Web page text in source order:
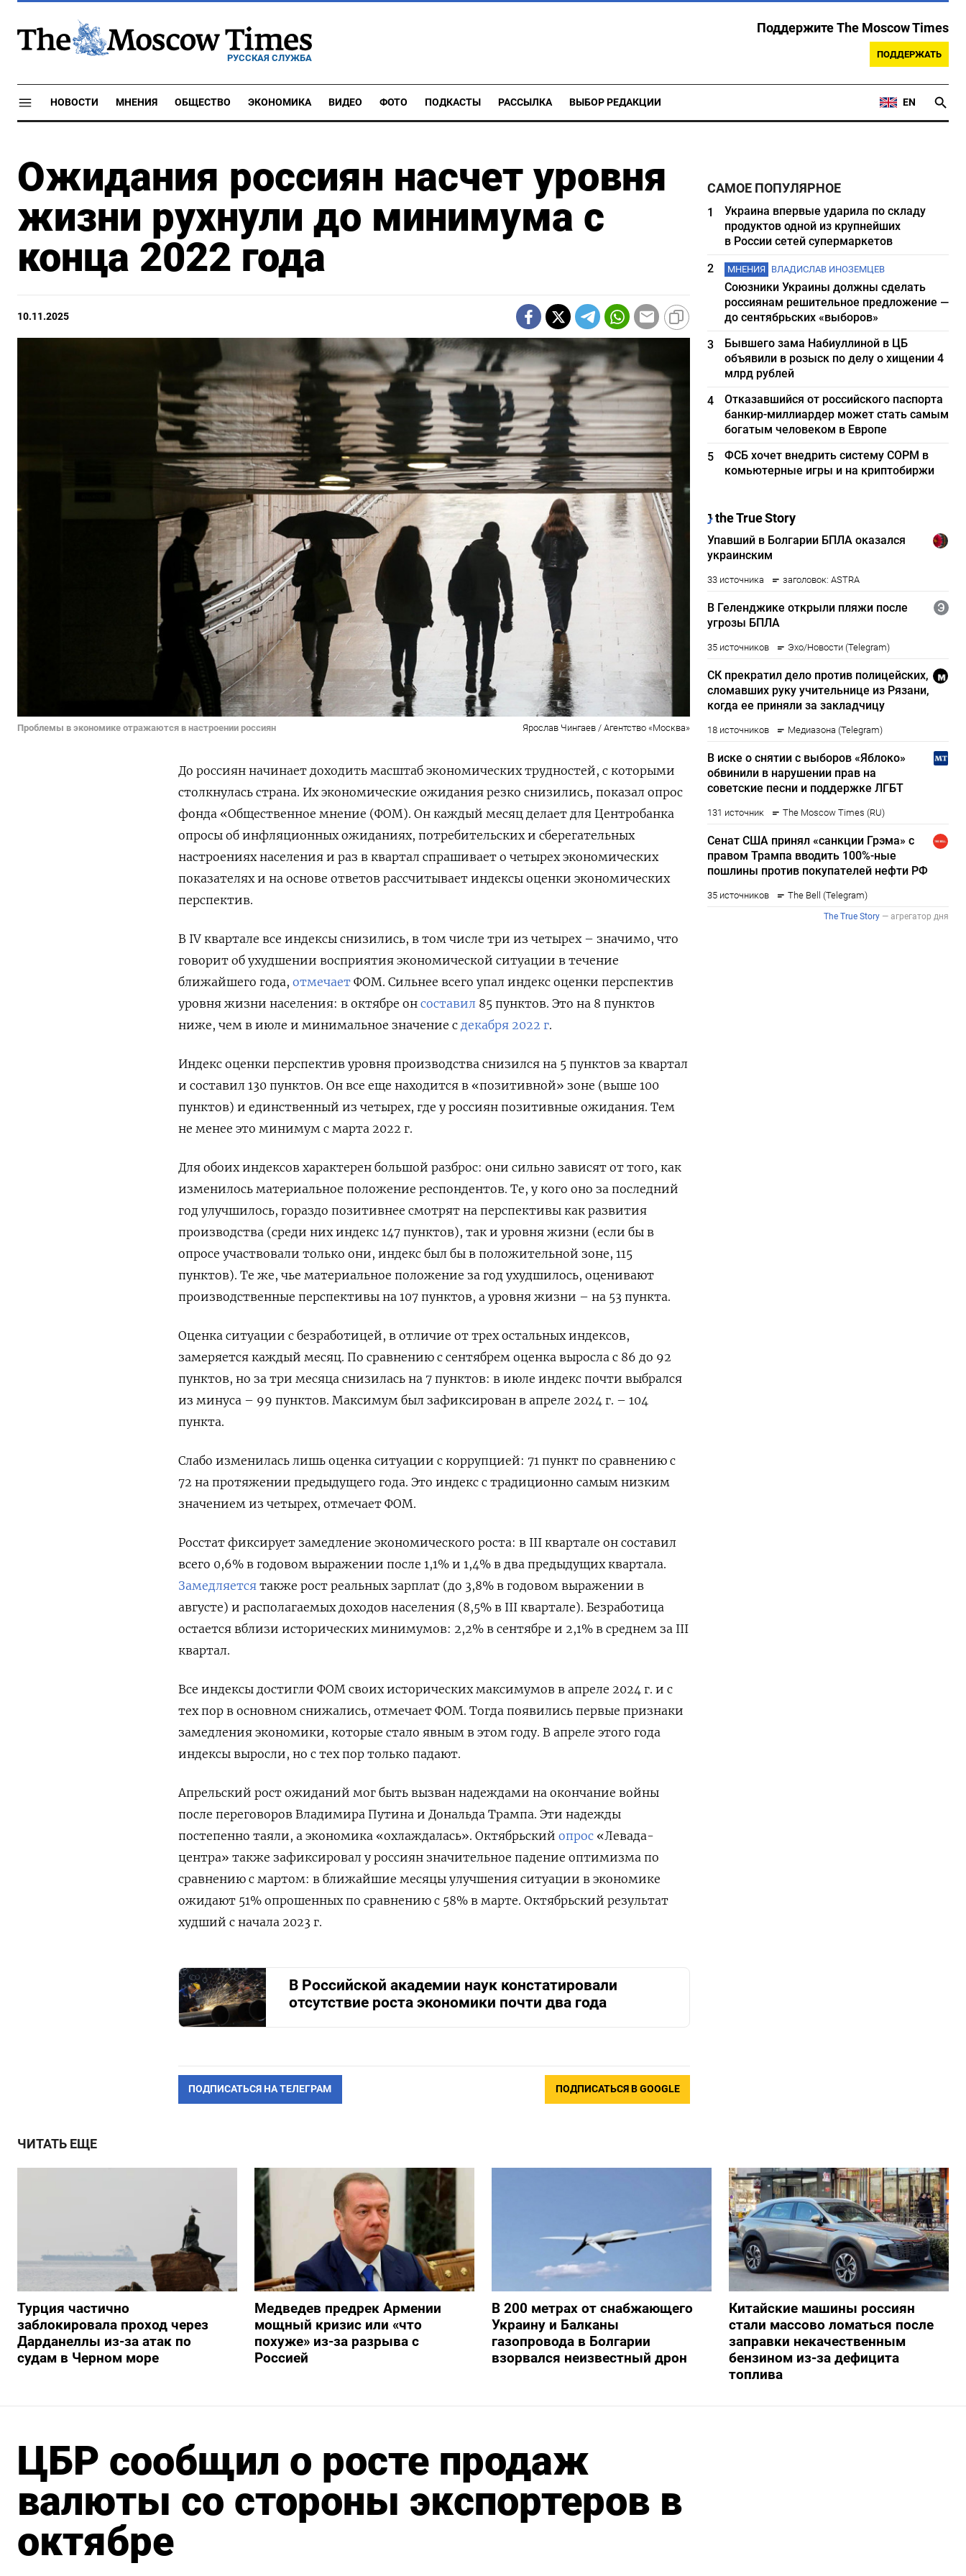
РУССКАЯ СЛУЖБА
Поддержите The Moscow Times
ПОДДЕРЖАТЬ
НОВОСТИ МНЕНИЯ ОБЩЕСТВО ЭКОНОМИКА ВИДЕО ФОТО ПОДКАСТЫ РАССЫЛКА ВЫБОР РЕДАКЦИИ EN
Ожидания россиян насчет уровня
жизни рухнули до минимума с
конца 2022 года
10.11.2025
Проблемы в экономике отражаются в настроении россиян Ярослав Чингаев / Агентство «Москва»
До россиян начинает доходить масштаб экономических трудностей, с которыми
столкнулась страна. Их экономические ожидания резко снизились, показал опрос
фонда «Общественное мнение (ФОМ). Он каждый месяц делает для Центробанка
опросы об инфляционных ожиданиях, потребительских и сберегательных
настроениях населения и раз в квартал спрашивает о четырех экономических
показателях и на основе ответов рассчитывает индексы оценки экономических
перспектив.
В IV квартале все индексы снизились, в том числе три из четырех – значимо, что
говорит об ухудшении восприятия экономической ситуации в течение
ближайшего года, отмечает ФОМ. Сильнее всего упал индекс оценки перспектив
уровня жизни населения: в октябре он составил 85 пунктов. Это на 8 пунктов
ниже, чем в июле и минимальное значение с декабря 2022 г.
Индекс оценки перспектив уровня производства снизился на 5 пунктов за квартал
и составил 130 пунктов. Он все еще находится в «позитивной» зоне (выше 100
пунктов) и единственный из четырех, где у россиян позитивные ожидания. Тем
не менее это минимум с марта 2022 г.
Для обоих индексов характерен большой разброс: они сильно зависят от того, как
изменилось материальное положение респондентов. Те, у кого оно за последний
год улучшилось, гораздо позитивнее смотрят на перспективы как развития
производства (среди них индекс 147 пунктов), так и уровня жизни (если бы в
опросе участвовали только они, индекс был бы в положительной зоне, 115
пунктов). Те же, чье материальное положение за год ухудшилось, оценивают
производственные перспективы на 107 пунктов, а уровня жизни – на 53 пункта.
Оценка ситуации с безработицей, в отличие от трех остальных индексов,
замеряется каждый месяц. По сравнению с сентябрем оценка выросла с 86 до 92
пунктов, но за три месяца снизилась на 7 пунктов: в июле индекс почти выбрался
из минуса – 99 пунктов. Максимум был зафиксирован в апреле 2024 г. – 104
пункта.
Слабо изменилась лишь оценка ситуации с коррупцией: 71 пункт по сравнению с
72 на протяжении предыдущего года. Это индекс с традиционно самым низким
значением из четырех, отмечает ФОМ.
Росстат фиксирует замедление экономического роста: в III квартале он составил
всего 0,6% в годовом выражении после 1,1% и 1,4% в два предыдущих квартала.
Замедляется также рост реальных зарплат (до 3,8% в годовом выражении в
августе) и располагаемых доходов населения (8,5% в III квартале). Безработица
остается вблизи исторических минимумов: 2,2% в сентябре и 2,1% в среднем за III
квартал.
Все индексы достигли ФОМ своих исторических максимумов в апреле 2024 г. и с
тех пор в основном снижались, отмечает ФОМ. Тогда появились первые признаки
замедления экономики, которые стало явным в этом году. В апреле этого года
индексы выросли, но с тех пор только падают.
Апрельский рост ожиданий мог быть вызван надеждами на окончание войны
после переговоров Владимира Путина и Дональда Трампа. Эти надежды
постепенно таяли, а экономика «охлаждалась». Октябрьский опрос «Левада-
центра» также зафиксировал у россиян значительное падение оптимизма по
сравнению с мартом: в ближайшие месяцы улучшения ситуации в экономике
ожидают 51% опрошенных по сравнению с 58% в марте. Октябрьский результат
худший с начала 2023 г.
В Российской академии наук констатировали
отсутствие роста экономики почти два года
ПОДПИСАТЬСЯ НА ТЕЛЕГРАМ ПОДПИСАТЬСЯ В GOOGLE
САМОЕ ПОПУЛЯРНОЕ
1
Украина впервые ударила по складу
продуктов одной из крупнейших
в России сетей супермаркетов
2
МНЕНИЯ ВЛАДИСЛАВ ИНОЗЕМЦЕВ
Союзники Украины должны сделать
россиянам решительное предложение —
до сентябрьских «выборов»
3
Бывшего зама Набиуллиной в ЦБ
объявили в розыск по делу о хищении 4
млрд рублей
4
Отказавшийся от российского паспорта
банкир-миллиардер может стать самым
богатым человеком в Европе
5
ФСБ хочет внедрить систему СОРМ в
комьютерные игры и на криптобиржи
ЧИТАТЬ ЕЩЕ
Турция частично
заблокировала проход через
Дарданеллы из-за атак по
судам в Черном море
Медведев предрек Армении
мощный кризис или «что
похуже» из-за разрыва с
Россией
В 200 метрах от снабжающего
Украину и Балканы
газопровода в Болгарии
взорвался неизвестный дрон
Китайские машины россиян
стали массово ломаться после
заправки некачественным
бензином из-за дефицита
топлива
ЦБР сообщил о росте продаж
валюты со стороны экспортеров в
октябре